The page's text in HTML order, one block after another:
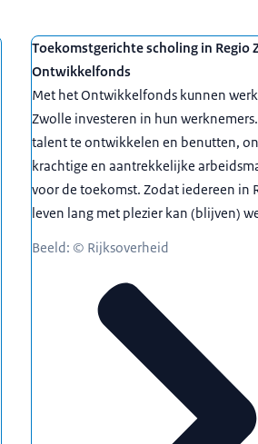
Toekomstgerichte scholing in Regio
Ontwikkelfonds
Met het Ontwikkelfonds kunnen
Zwolle investeren in hun
talent te ontwikkelen en benutten,
krachtige en aantrekkelijke
voor de toekomst. Zodat iedereen in
leven lang met plezier kan (blijven)
Beeld: © Rijksoverheid